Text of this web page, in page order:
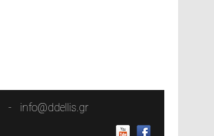
info@ddellis.gr